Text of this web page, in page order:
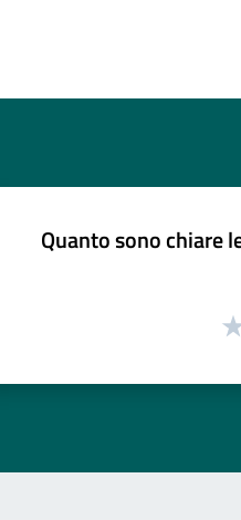
Quanto sono chiare